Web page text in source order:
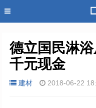
德立国民淋
千元现金
建材 2018-06-22